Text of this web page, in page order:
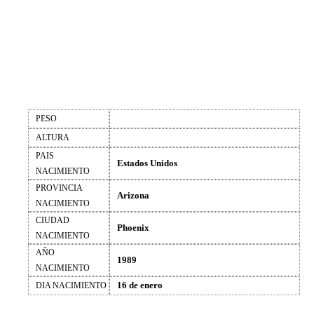
PESO
ALTURA
PAIS
NACIMIENTO
Estados Unidos
PROVINCIA
NACIMIENTO
Arizona
CIUDAD
NACIMIENTO
Phoenix
AÑO
NACIMIENTO
1989
DIA NACIMIENTO 16 de enero